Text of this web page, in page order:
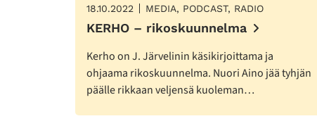
18.10.2022 MEDIA, PODCAST, RADIO
KERHO – rikoskuunnelma
Kerho on J. Järvelinin käsikirjoittama ja
ohjaama rikoskuunnelma. Nuori Aino jää tyhjän
päälle rikkaan veljensä kuoleman…